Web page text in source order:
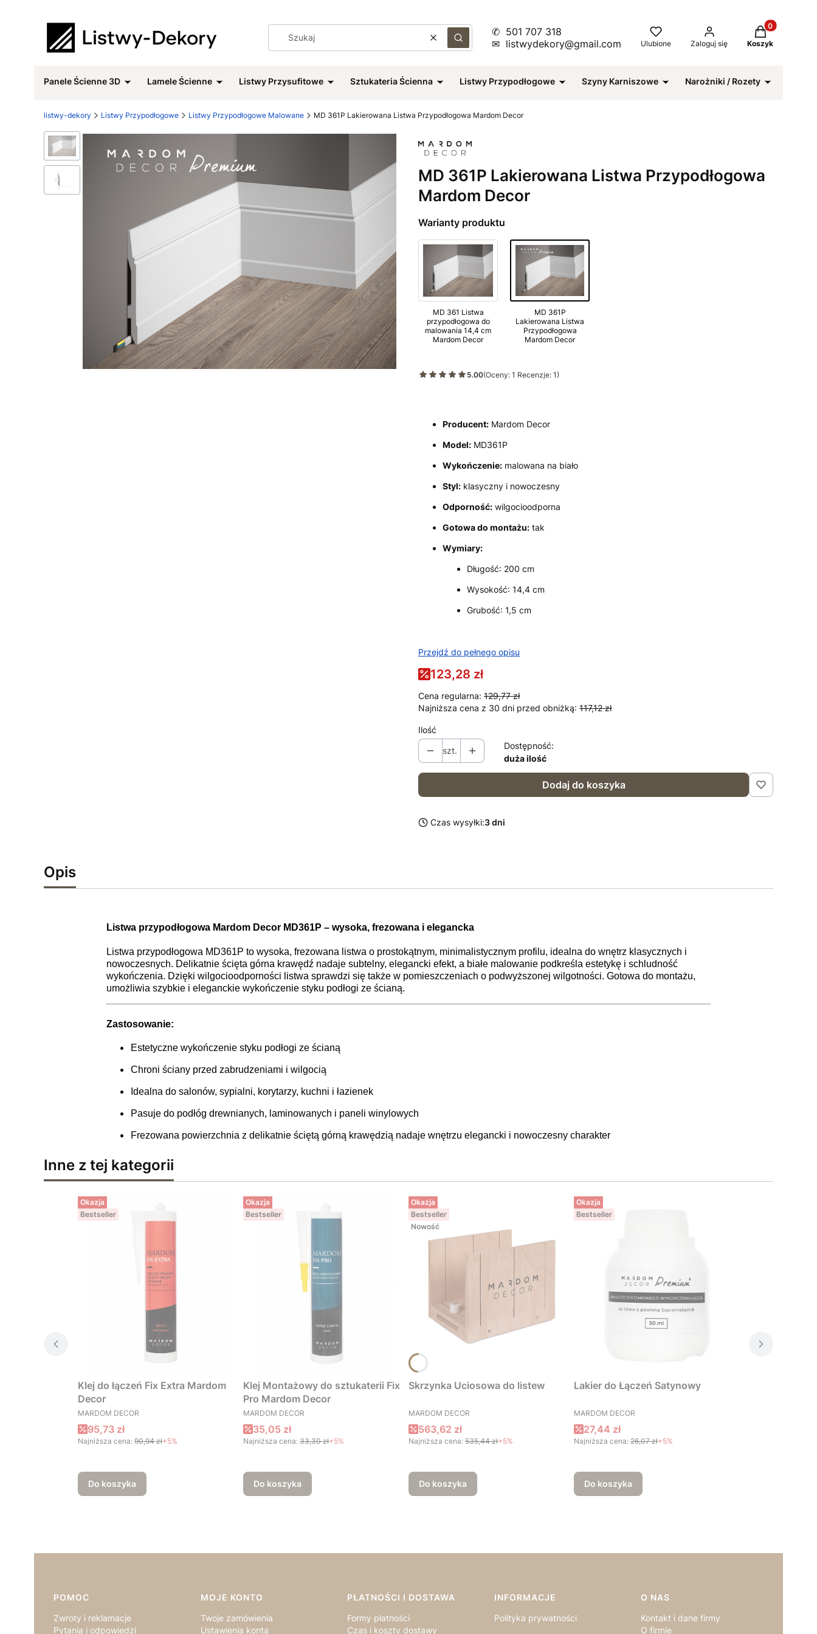
WyczyśćSzukaj
✆ 501 707 318
✉ listwydekory@gmail.com
Ulubione Zaloguj się
Produkty w
Koszyk
Panele Ścienne 3D Lamele Ścienne Listwy Przysufitowe Sztukateria Ścienna Listwy Przypodłogowe Szyny Karniszowe Narożniki / Rozety
listwy-dekory Listwy Przypodłogowe Listwy Przypodłogowe Malowane MD 361P Lakierowana Listwa Przypodłogowa Mardom Decor
MD 361P Lakierowana Listwa Przypodłogowa
Mardom Decor
Warianty produktu
MD 361 Listwa
przypodłogowa do
malowania 14,4 cm
Mardom Decor
MD 361P
Lakierowana Listwa
Przypodłogowa
Mardom Decor
5.00(Oceny: 1 Recenzje: 1)
Producent: Mardom Decor
Model: MD361P
Wykończenie: malowana na biało
Styl: klasyczny i nowoczesny
Odporność: wilgocioodporna
Gotowa do montażu: tak
Wymiary:
Długość: 200 cm
Wysokość: 14,4 cm
Grubość: 1,5 cm
Przejdź do pełnego opisu
123,28 zł
Cena regularna: 129,77 zł
Najniższa cena z 30 dni przed obniżką: 117,12 zł
Ilość
szt.
Dostępność:
duża ilość
Dodaj do koszyka
Czas wysyłki:3 dni
Opis
Listwa przypodłogowa Mardom Decor MD361P – wysoka, frezowana i elegancka
Listwa przypodłogowa MD361P to wysoka, frezowana listwa o prostokątnym, minimalistycznym profilu, idealna do wnętrz klasycznych i
nowoczesnych. Delikatnie ścięta górna krawędź nadaje subtelny, elegancki efekt, a białe malowanie podkreśla estetykę i schludność
wykończenia. Dzięki wilgocioodporności listwa sprawdzi się także w pomieszczeniach o podwyższonej wilgotności. Gotowa do montażu,
umożliwia szybkie i eleganckie wykończenie styku podłogi ze ścianą.
Zastosowanie:
Estetyczne wykończenie styku podłogi ze ścianą
Chroni ściany przed zabrudzeniami i wilgocią
Idealna do salonów, sypialni, korytarzy, kuchni i łazienek
Pasuje do podłóg drewnianych, laminowanych i paneli winylowych
Frezowana powierzchnia z delikatnie ściętą górną krawędzią nadaje wnętrzu elegancki i nowoczesny charakter
Inne z tej kategorii
Okazja
Bestseller
Klej do łączeń Fix Extra Mardom
Decor
PRODUCENT
MARDOM DECOR
Cena promocyjna
95,73 zł
Najniższa cena: 90,94 zł+5%
Do koszyka
Okazja
Bestseller
Klej Montażowy do sztukaterii Fix
Pro Mardom Decor
PRODUCENT
MARDOM DECOR
Cena promocyjna
35,05 zł
Najniższa cena: 33,30 zł+5%
Do koszyka
Okazja
Bestseller
Nowość
Skrzynka Uciosowa do listew
PRODUCENT
MARDOM DECOR
Cena promocyjna
563,62 zł
Najniższa cena: 535,44 zł+5%
Do koszyka
Okazja
Bestseller
Lakier do Łączeń Satynowy
PRODUCENT
MARDOM DECOR
Cena promocyjna
27,44 zł
Najniższa cena: 26,07 zł+5%
Do koszyka
Linki w stopce
POMOC
Zwroty i reklamacje
Pytania i odpowiedzi
MOJE KONTO
Twoje zamówienia
Ustawienia konta
PŁATNOŚCI I DOSTAWA
Formy płatności
Czas i koszty dostawy
INFORMACJE
Polityka prywatności
O NAS
Kontakt i dane firmy
O firmie